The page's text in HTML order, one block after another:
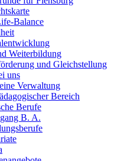
Balance
Weiterbildung
und Gleichstellung
uns
Verwaltung
Bereich
Berufe
B. A.